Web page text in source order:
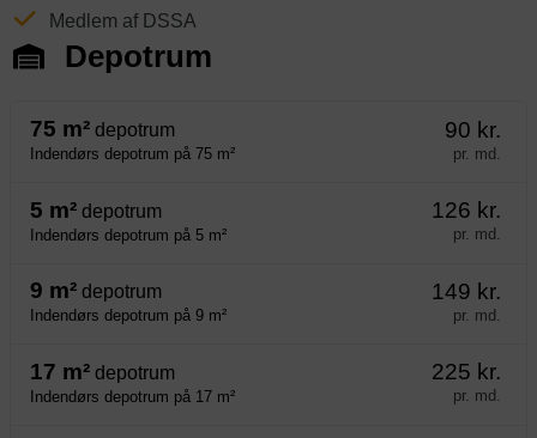
Medlem af DSSA
Depotrum
75 m² depotrum
Indendørs depotrum på 75 m²
90 kr.
pr. md.
5 m² depotrum
Indendørs depotrum på 5 m²
126 kr.
pr. md.
9 m² depotrum
Indendørs depotrum på 9 m²
149 kr.
pr. md.
17 m² depotrum
Indendørs depotrum på 17 m²
225 kr.
pr. md.